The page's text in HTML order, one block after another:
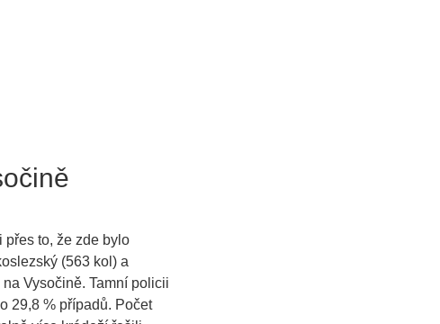
přes to, že zde bylo
(563 kol) a
Vysočině. Tamní policii
29,8 % případů. Počet